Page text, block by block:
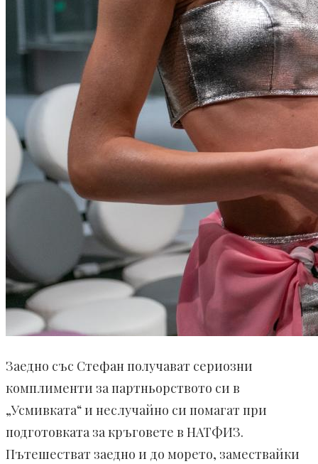
Заедно със Стефан получават сериозни
комплименти за партньорството си в
„Усмивката“ и неслучайно си помагат при
подготовката за кръговете в НАТФИЗ.
Пътешестват заедно и до морето, замествайки